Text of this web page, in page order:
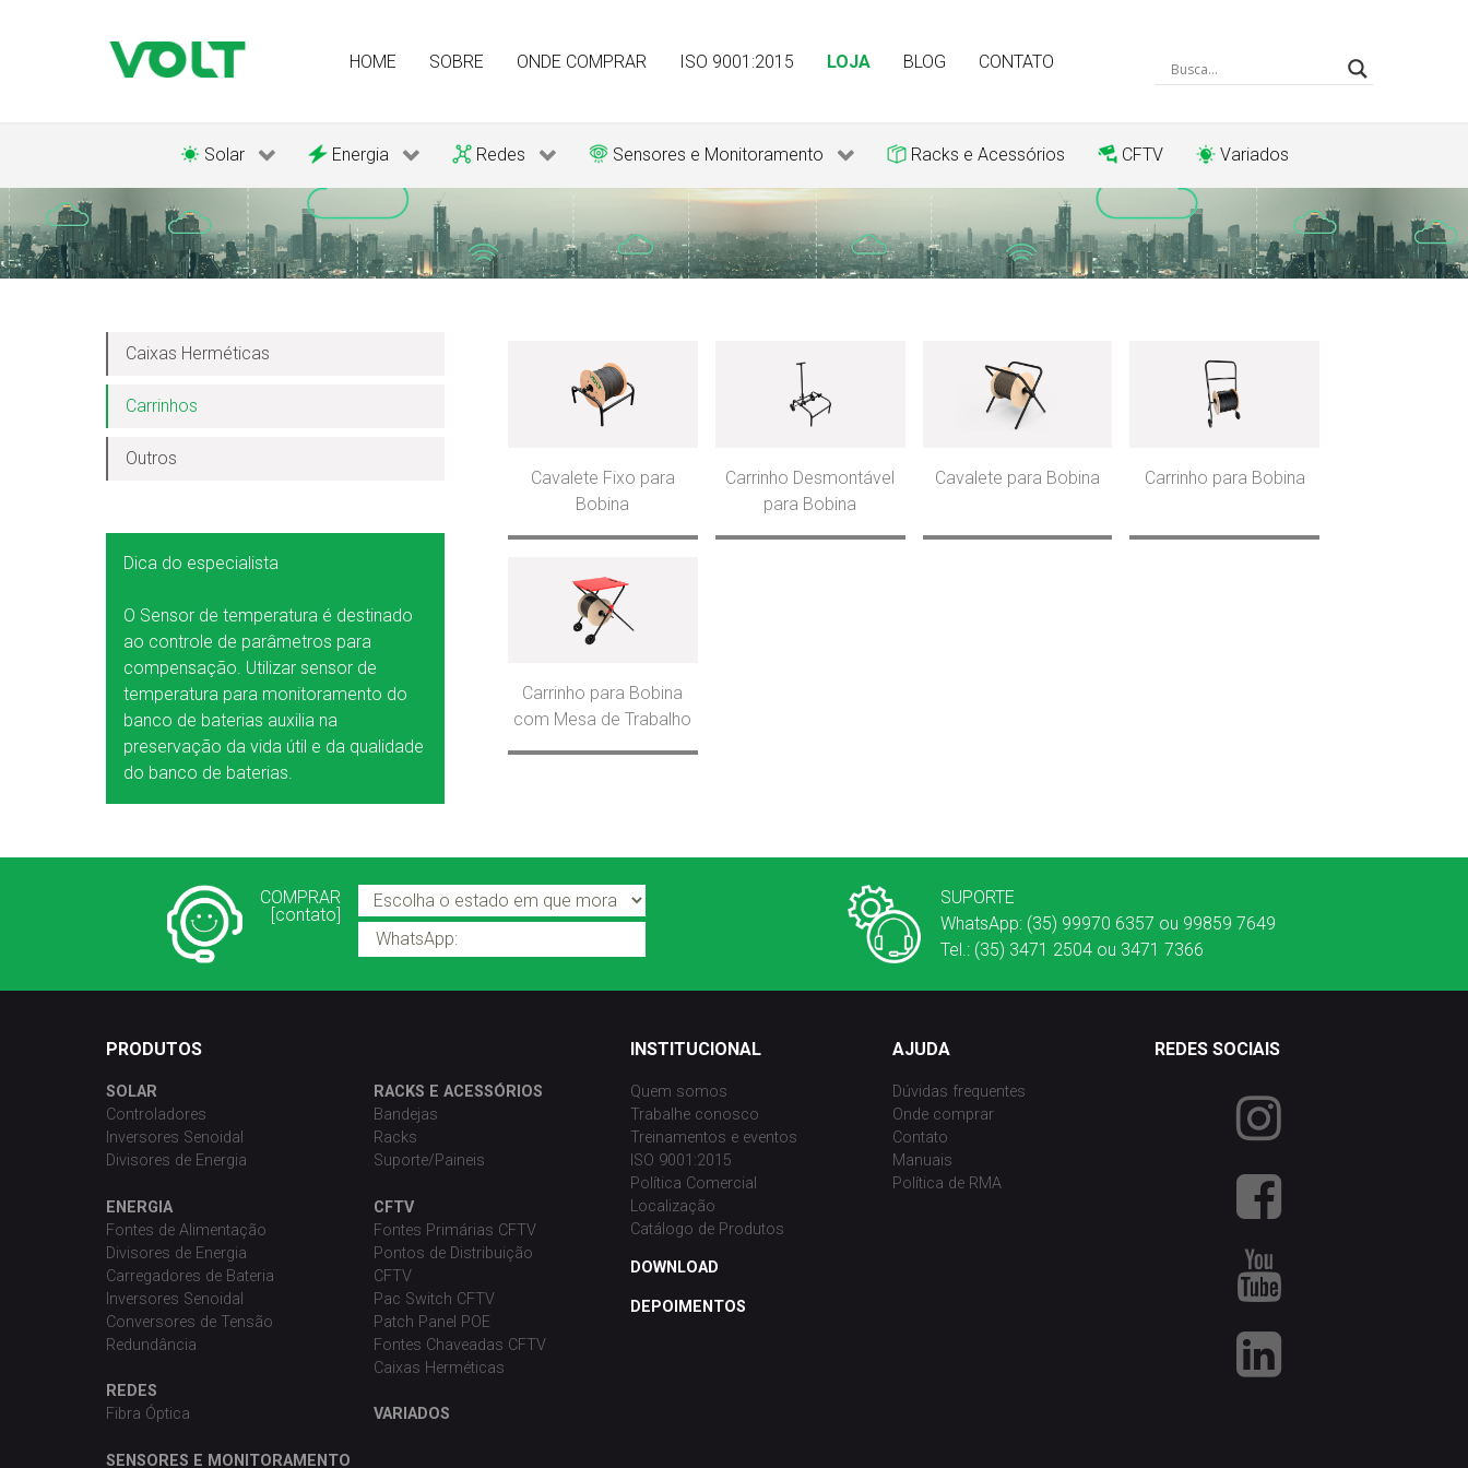
HOME SOBRE ONDE COMPRAR ISO 9001:2015 LOJA BLOG CONTATO
Solar Energia Redes Sensores e Monitoramento Racks e Acessórios CFTV Variados
Caixas Herméticas
Carrinhos
Outros
Dica do especialista
O Sensor de temperatura é destinado
ao controle de parâmetros para
compensação. Utilizar sensor de
temperatura para monitoramento do
banco de baterias auxilia na
preservação da vida útil e da qualidade
do banco de baterias.
Cavalete Fixo para
Bobina
Carrinho Desmontável
para Bobina
Cavalete para Bobina Carrinho para Bobina
Carrinho para Bobina
com Mesa de Trabalho
COMPRAR
[contato]
WhatsApp:
SUPORTE
WhatsApp: (35) 99970 6357 ou 99859 7649
Tel.: (35) 3471 2504 ou 3471 7366
PRODUTOS
SOLAR
Controladores
Inversores Senoidal
Divisores de Energia
ENERGIA
Fontes de Alimentação
Divisores de Energia
Carregadores de Bateria
Inversores Senoidal
Conversores de Tensão
Redundância
REDES
Fibra Óptica
SENSORES E MONITORAMENTO
RACKS E ACESSÓRIOS
Bandejas
Racks
Suporte/Paineis
CFTV
Fontes Primárias CFTV
Pontos de Distribuição
CFTV
Pac Switch CFTV
Patch Panel POE
Fontes Chaveadas CFTV
Caixas Herméticas
VARIADOS
INSTITUCIONAL
Quem somos
Trabalhe conosco
Treinamentos e eventos
ISO 9001:2015
Política Comercial
Localização
Catálogo de Produtos
DOWNLOAD
DEPOIMENTOS
AJUDA
Dúvidas frequentes
Onde comprar
Contato
Manuais
Política de RMA
REDES SOCIAIS